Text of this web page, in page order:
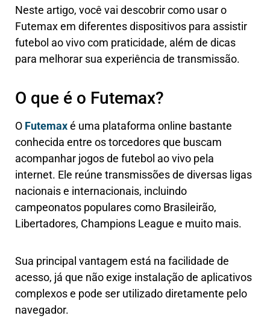
Neste artigo, você vai descobrir como usar o
Futemax em diferentes dispositivos para assistir
futebol ao vivo com praticidade, além de dicas
para melhorar sua experiência de transmissão.
O que é o Futemax?
O Futemaxé uma plataforma online bastante
conhecida entre os torcedores que buscam
acompanhar jogos de futebol ao vivo pela
internet. Ele reúne transmissões de diversas ligas
nacionais e internacionais, incluindo
campeonatos populares como Brasileirão,
Libertadores, Champions League e muito mais.
Sua principal vantagem está na facilidade de
acesso, já que não exige instalação de aplicativos
complexos e pode ser utilizado diretamente pelo
navegador.